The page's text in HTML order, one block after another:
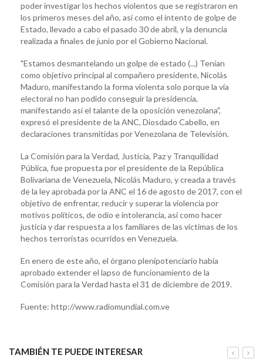
poder investigar los hechos violentos que se registraron en
los primeros meses del año, así como el intento de golpe de
Estado, llevado a cabo el pasado 30 de abril, y la denuncia
realizada a finales de junio por el Gobierno Nacional.
"Estamos desmantelando un golpe de estado (...) Tenían
como objetivo principal al compañero presidente, Nicolás
Maduro, manifestando la forma violenta solo porque la vía
electoral no han podido conseguir la presidencia,
manifestando así el talante de la oposición venezolana",
expresó el presidente de la ANC, Diosdado Cabello, en
declaraciones transmitidas por Venezolana de Televisión.
La Comisión para la Verdad, Justicia, Paz y Tranquilidad
Pública, fue propuesta por el presidente de la República
Bolivariana de Venezuela, Nicolás Maduro, y creada a través
de la ley aprobada por la ANC el 16 de agosto de 2017, con el
objetivo de enfrentar, reducir y superar la violencia por
motivos políticos, de odio e intolerancia, así como hacer
justicia y dar respuesta a los familiares de las víctimas de los
hechos terroristas ocurridos en Venezuela.
En enero de este año, el órgano plenipotenciario había
aprobado extender el lapso de funcionamiento de la
Comisión para la Verdad hasta el 31 de diciembre de 2019.
Fuente: http://www.radiomundial.com.ve
TAMBIÉN TE PUEDE INTERESAR